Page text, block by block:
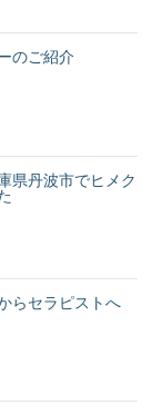
のご紹介
県丹波市でヒメク
らセラピストへ